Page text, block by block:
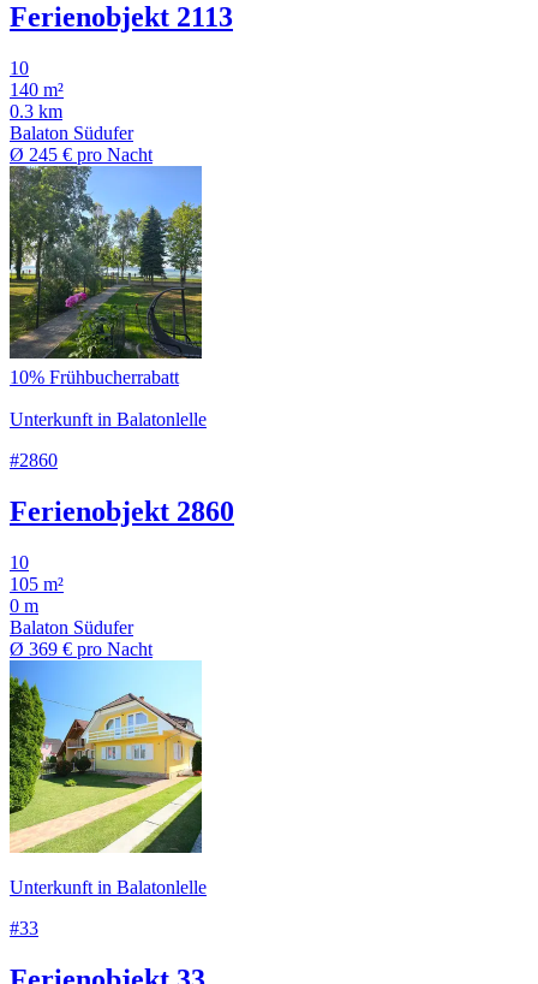
Ferienobjekt 2113
10
140 m²
0.3 km
Balaton Südufer
Ø 245 € pro Nacht
10% Frühbucherrabatt
Unterkunft in Balatonlelle
#2860
Ferienobjekt 2860
10
105 m²
0 m
Balaton Südufer
Ø 369 € pro Nacht
Unterkunft in Balatonlelle
#33